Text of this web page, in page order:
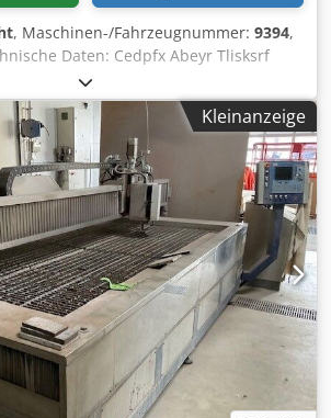
, Maschinen-/Fahrzeugnummer: 9394,
Daten: Cedpfx Abeyr Tlisksrf
Länge/Höhe/Breite 1430/1730/780 mm
102 mm Anzahl Messer und
22 kW Gesamtgewicht der
Mögliche Sieblochungen Ø 4-25 mm
Kleinanzeige